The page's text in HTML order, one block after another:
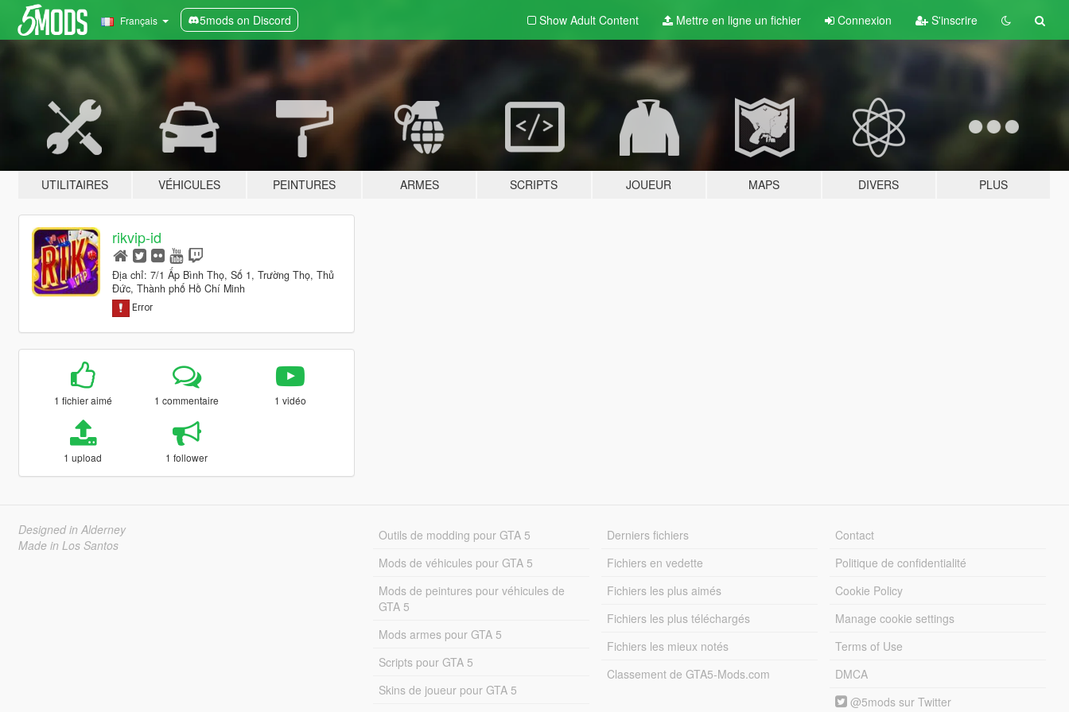
Français 5mods on Discord Show Adult Content Mettre en ligne un fichier Connexion S'inscrire
UTILITAIRES VÉHICULES PEINTURES ARMES SCRIPTS JOUEUR MAPS DIVERS PLUS
rikvip-id
Địa chỉ: 7/1 Ấp Bình Thọ, Số 1, Trường Thọ, Thủ
Đức, Thành phố Hồ Chí Minh
1 fichier aimé 1 commentaire 1 vidéo
1 upload 1 follower
Designed in Alderney
Made in Los Santos
Outils de modding pour GTA 5
Mods de véhicules pour GTA 5
Mods de peintures pour véhicules de
GTA 5
Mods armes pour GTA 5
Scripts pour GTA 5
Skins de joueur pour GTA 5
Derniers fichiers
Fichiers en vedette
Fichiers les plus aimés
Fichiers les plus téléchargés
Fichiers les mieux notés
Classement de GTA5-Mods.com
Contact
Politique de confidentialité
Cookie Policy
Manage cookie settings
Terms of Use
DMCA
@5mods sur Twitter